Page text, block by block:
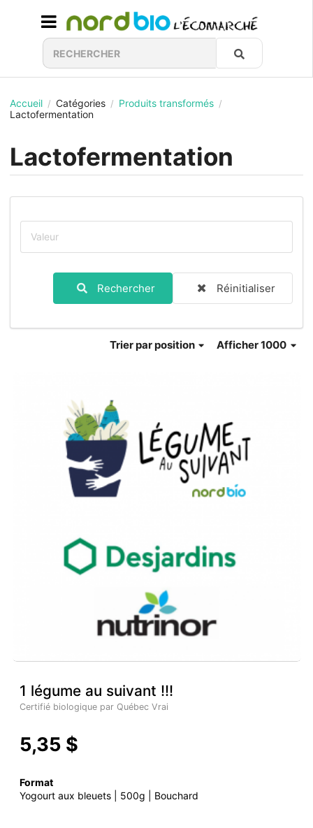
Accueil / Catégories / Produits transformés /
Lactofermentation
Lactofermentation
Rechercher Réinitialiser
Afficher 1000
Trierpar position
1 légume au suivant !!!
Certifié biologique par Québec Vrai
5,35 $
Format
Yogourt aux bleuets | 500g | Bouchard